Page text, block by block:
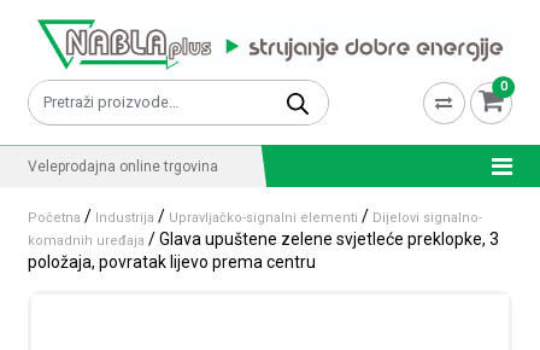
Pretraži: 0
Veleprodajna online trgovina
Početna / Industrija / Upravljačko-signalni elementi / Dijelovi signalno-
komadnih uređaja / Glava upuštene zelene svjetleće preklopke, 3
položaja, povratak lijevo prema centru